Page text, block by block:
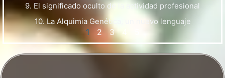
9. El significado oculto de la actividad profesional
10. La Alquimia Genética, un nuevo lenguaje
1 2 3 4